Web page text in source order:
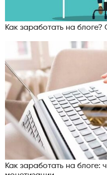
Как заработать на блоге?
Как заработать на блоге: